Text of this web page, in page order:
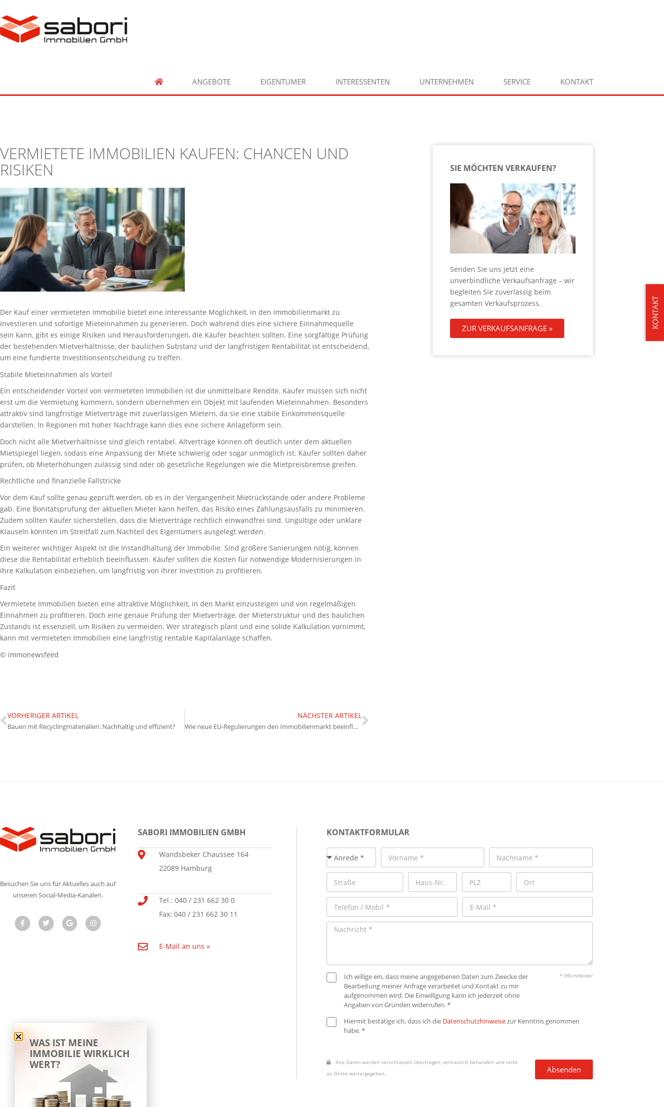
KONTAKT
ANGEBOTE EIGENTÜMER INTERESSENTEN UNTERNEHMEN SERVICE KONTAKT
VERMIETETE IMMOBILIEN KAUFEN: CHANCEN UND
RISIKEN
Der Kauf einer vermieteten Immobilie bietet eine interessante Möglichkeit, in den Immobilienmarkt zu
investieren und sofortige Mieteinnahmen zu generieren. Doch während dies eine sichere Einnahmequelle
sein kann, gibt es einige Risiken und Herausforderungen, die Käufer beachten sollten. Eine sorgfältige Prüfung
der bestehenden Mietverhältnisse, der baulichen Substanz und der langfristigen Rentabilität ist entscheidend,
um eine fundierte Investitionsentscheidung zu treffen.
Stabile Mieteinnahmen als Vorteil
Ein entscheidender Vorteil von vermieteten Immobilien ist die unmittelbare Rendite. Käufer müssen sich nicht
erst um die Vermietung kümmern, sondern übernehmen ein Objekt mit laufenden Mieteinnahmen. Besonders
attraktiv sind langfristige Mietverträge mit zuverlässigen Mietern, da sie eine stabile Einkommensquelle
darstellen. In Regionen mit hoher Nachfrage kann dies eine sichere Anlageform sein.
Doch nicht alle Mietverhältnisse sind gleich rentabel. Altverträge können oft deutlich unter dem aktuellen
Mietspiegel liegen, sodass eine Anpassung der Miete schwierig oder sogar unmöglich ist. Käufer sollten daher
prüfen, ob Mieterhöhungen zulässig sind oder ob gesetzliche Regelungen wie die Mietpreisbremse greifen.
Rechtliche und finanzielle Fallstricke
Vor dem Kauf sollte genau geprüft werden, ob es in der Vergangenheit Mietrückstände oder andere Probleme
gab. Eine Bonitätsprüfung der aktuellen Mieter kann helfen, das Risiko eines Zahlungsausfalls zu minimieren.
Zudem sollten Käufer sicherstellen, dass die Mietverträge rechtlich einwandfrei sind. Ungültige oder unklare
Klauseln könnten im Streitfall zum Nachteil des Eigentümers ausgelegt werden.
Ein weiterer wichtiger Aspekt ist die Instandhaltung der Immobilie. Sind größere Sanierungen nötig, können
diese die Rentabilität erheblich beeinflussen. Käufer sollten die Kosten für notwendige Modernisierungen in
ihre Kalkulation einbeziehen, um langfristig von ihrer Investition zu profitieren.
Fazit
Vermietete Immobilien bieten eine attraktive Möglichkeit, in den Markt einzusteigen und von regelmäßigen
Einnahmen zu profitieren. Doch eine genaue Prüfung der Mietverträge, der Mieterstruktur und des baulichen
Zustands ist essenziell, um Risiken zu vermeiden. Wer strategisch plant und eine solide Kalkulation vornimmt,
kann mit vermieteten Immobilien eine langfristig rentable Kapitalanlage schaffen.
© immonewsfeed
VORHERIGER ARTIKEL
Bauen mit Recyclingmaterialien: Nachhaltig und effizient?
NÄCHSTER ARTIKEL
Wie neue EU-Regulierungen den Immobilienmarkt beeinflussen
SIE MÖCHTEN VERKAUFEN?
Senden Sie uns jetzt eine
unverbindliche Verkaufsanfrage – wir
begleiten Sie zuverlässig beim
gesamten Verkaufsprozess.
ZUR VERKAUFSANFRAGE »
Besuchen Sie uns für Aktuelles auch auf
unseren Social-Media-Kanälen.
SABORI IMMOBILIEN GMBH
Wandsbeker Chaussee 164
22089 Hamburg
Tel.: 040 / 231 662 30 0
Fax: 040 / 231 662 30 11
E-Mail an uns »
KONTAKTFORMULAR
Ich willige ein, dass meine angegebenen Daten zum Zwecke der
Bearbeitung meiner Anfrage verarbeitet und Kontakt zu mir
aufgenommen wird. Die Einwilligung kann ich jederzeit ohne
Angaben von Gründen widerrufen. *
* Pflichtfelder
Hiermit bestätige ich, dass ich die Datenschutzhinweisezur Kenntnis genommen
habe. *
Ihre Daten werden verschlüsselt übertragen, vertraulich behandelt und nicht
an Dritte weitergegeben.
Absenden
WAS IST MEINE
IMMOBILIE WIRKLICH
WERT?